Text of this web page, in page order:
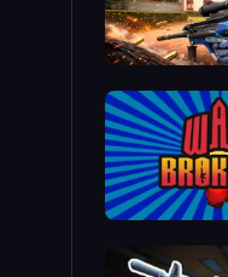
Special Ops: GO
War Brokers